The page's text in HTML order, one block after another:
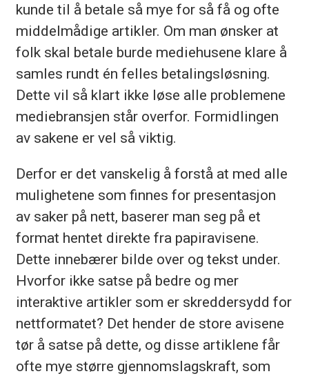
kunde til å betale så mye for så få og ofte
middelmådige artikler. Om man ønsker at
folk skal betale burde mediehusene klare å
samles rundt én felles betalingsløsning.
Dette vil så klart ikke løse alle problemene
mediebransjen står overfor. Formidlingen
av sakene er vel så viktig.
Derfor er det vanskelig å forstå at med alle
mulighetene som finnes for presentasjon
av saker på nett, baserer man seg på et
format hentet direkte fra papiravisene.
Dette innebærer bilde over og tekst under.
Hvorfor ikke satse på bedre og mer
interaktive artikler som er skreddersydd for
nettformatet? Det hender de store avisene
tør å satse på dette, og disse artiklene får
ofte mye større gjennomslagskraft, som